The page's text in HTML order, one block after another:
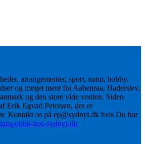
arrangementer, sport, natur, hobby,
og meget mere fra Aabenraa, Haderslev,
og den store vide verden. Siden
Erik Egvad Petersen, der er
Kontakt os på ep@sydnyt.dk hvis Du har
hos-sydnyt-dk